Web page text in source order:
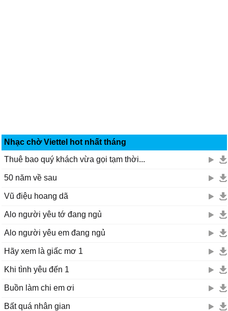
Nhạc chờ Viettel hot nhất tháng
Thuê bao quý khách vừa gọi tạm thời...
50 năm về sau
Vũ điệu hoang dã
Alo người yêu tớ đang ngủ
Alo người yêu em đang ngủ
Hãy xem là giấc mơ 1
Khi tình yêu đến 1
Buồn làm chi em ơi
Bất quá nhân gian